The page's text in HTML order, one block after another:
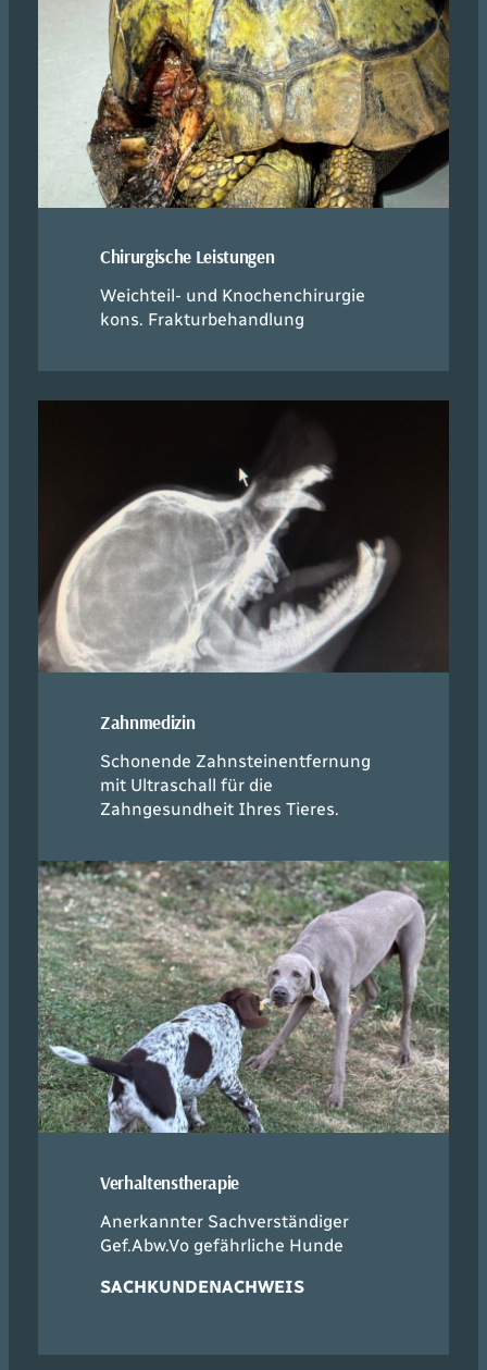
Chirurgische Leistungen
Weichteil- und Knochenchirurgie
kons. Frakturbehandlung
Zahnmedizin
Schonende Zahnsteinentfernung
mit Ultraschall für die
Zahngesundheit Ihres Tieres.
Verhaltenstherapie
Anerkannter Sachverständiger
Gef.Abw.Vo gefährliche Hunde
SACHKUNDENACHWEIS